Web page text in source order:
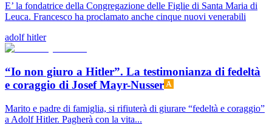
E’ la fondatrice della Congregazione delle Figlie di Santa Maria di
Leuca. Francesco ha proclamato anche cinque nuovi venerabili
adolf hitler
“Io non giuro a Hitler”. La testimonianza di fedeltà
e coraggio di Josef Mayr-Nusser
Marito e padre di famiglia, si rifiuterà di giurare “fedeltà e coraggio”
a Adolf Hitler. Pagherà con la vita...